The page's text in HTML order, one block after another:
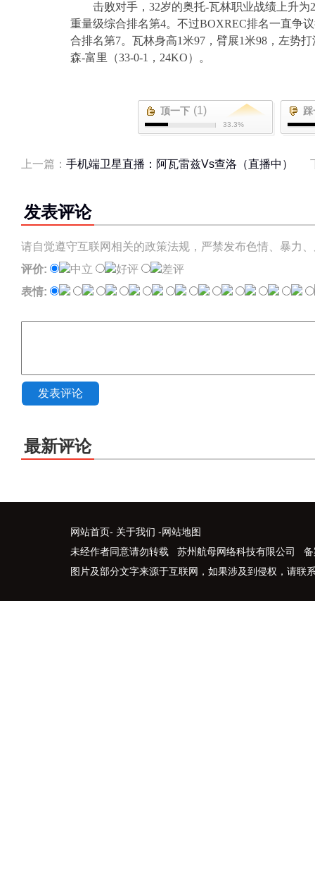
击败对手， 32岁的奥托-瓦林职业战绩上升为
重量级综合排名第4。不过BOXREC排名一直争
合排名第7。瓦林身高1米97 ，臂展1米98 ，左势
森-富里（33-0-1 ， 24KO）。
顶一下 (1)
33.3%
上一篇： 手机端卫星直播：阿瓦雷兹Vs查洛（直播中）
发表评论
请自觉遵守互联网相关的政策法规，严禁发布色情、暴力
评价:
中立 好评
差评
表情:
发表评论
最新评论
网站首页- 关于我们 -网站地图
未经作者同意请勿转载 苏州航母网络科技有限公司 备
图片及部分文字来源于互联网，如果涉及到侵权，请联